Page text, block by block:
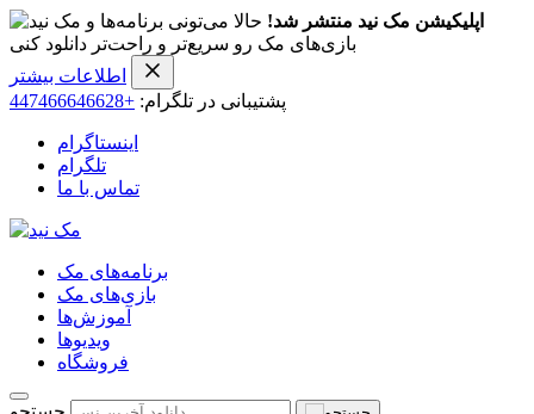
اپلیکیشن مک نید منتشر شد! حالا می‌تونی برنامه‌ها و
بازی‌های مک رو سریع‌تر و راحت‌تر دانلود کنی
اطلاعات بیشتر
پشتیبانی در تلگرام: +447466646628
اینستاگرام
تلگرام
تماس با ما
برنامه‌های مک
بازی‌های مک
آموزش‌ها
ویدیو‌ها
فروشگاه